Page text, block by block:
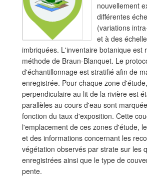
nouvellement
différentes
(variations
et à des
imbriquées. L'inventaire botanique est
méthode de Braun-Blanquet. Le
d'échantillonnage est stratifié afin de
enregistrée. Pour chaque zone
perpendiculaire au lit de la rivière est
parallèles au cours d'eau sont
fonction du taux d'exposition. Cette
l'emplacement de ces zones d'étude,
et des informations concernant les
végétation observés par strate sur les
enregistrées ainsi que le type de
pente.